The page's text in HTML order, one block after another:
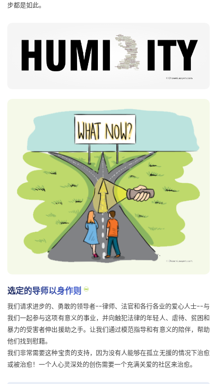
步都是如此。
选定的导师以身作则
我们请求进步的、勇敢的领导者--律师、法官和各行各业的爱心人士--与
我们一起参与这项有意义的事业，并向触犯法律的年轻人、虐待、贫困和
暴力的受害者伸出援助之手。让我们通过模范指导和有意义的陪伴，帮助
他们找到慰藉。
我们非常需要这种宝贵的支持，因为没有人能够在孤立无援的情况下治愈
或被治愈！一个人心灵深处的创伤需要一个充满关爱的社区来治愈。